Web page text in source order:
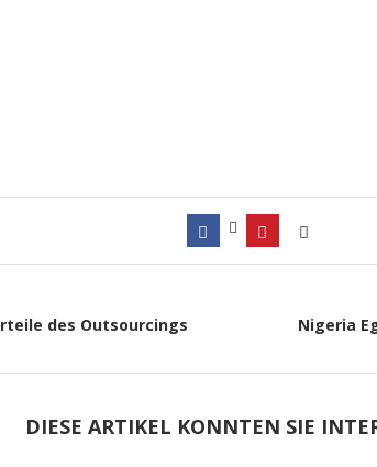
des Outsourcings
Nigeria
DIESE ARTIKEL KONNTEN SIE